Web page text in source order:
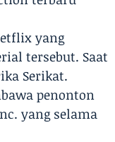
yang
tersebut. Saat
Serikat.
penonton
yang selama